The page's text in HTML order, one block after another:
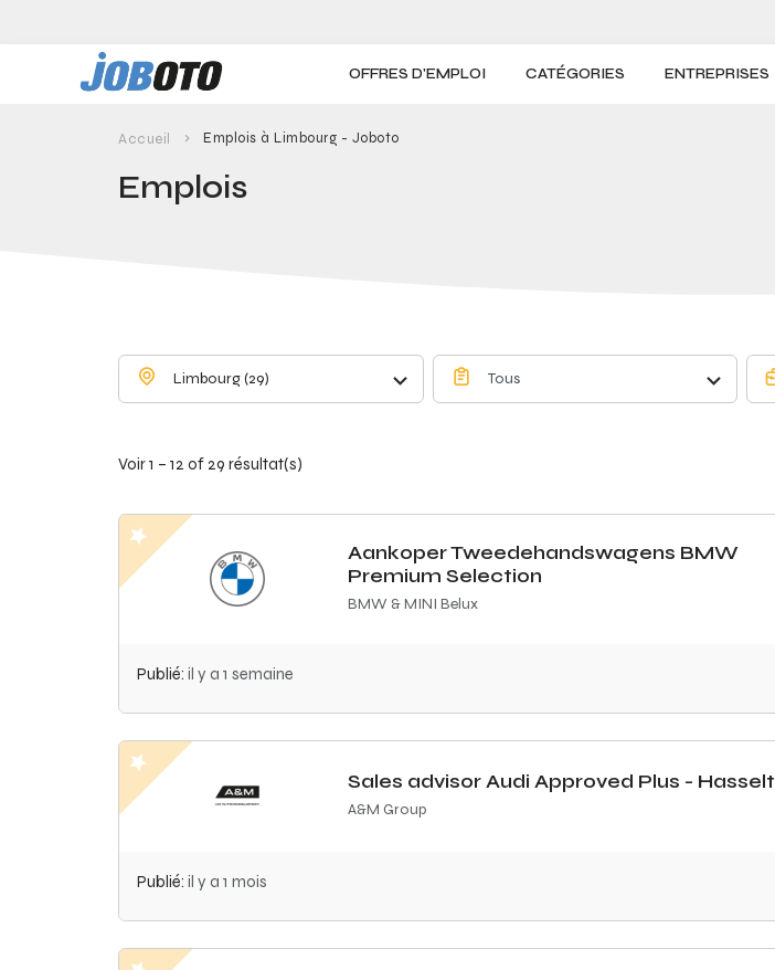
OFFRES D'EMPLOI CATÉGORIES ENTREPRISES
Accueil Emplois à Limbourg - Joboto
Emplois
Limbourg (29) Tous
Voir 1 – 12 of 29 résultat(s)
Aankoper Tweedehandswagens BMW
Premium Selection
BMW & MINI Belux
Publié: il y a 1 semaine
Sales advisor Audi Approved Plus - Hasselt
A&M Group
Publié: il y a 1 mois